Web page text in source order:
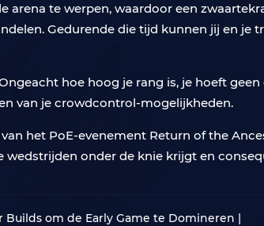
arena te werpen, waardoor een
Gedurende die tijd kunnen jij en je
hoe hoog je rang is, je hoeft
van je crowdcontrol-mogelijkheden.
het PoE-evenement Return of the
wedstrijden onder de knie krijgt en
Builds om de Early Game te Domineren |